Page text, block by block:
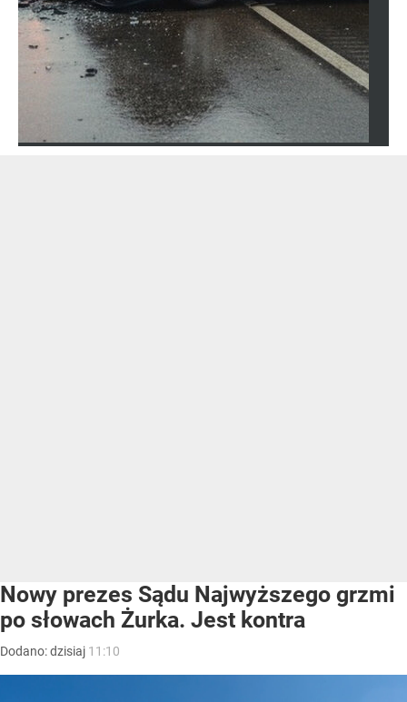
Nowy prezes Sądu Najwyższego grzmi
po słowach Żurka. Jest kontra
Dodano:dzisiaj 11:10